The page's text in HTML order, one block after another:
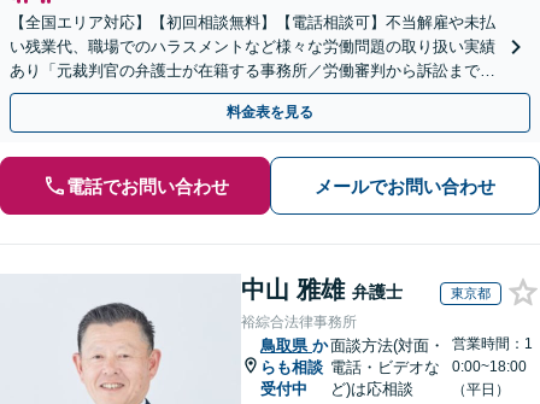
【全国エリア対応】【初回相談無料】【電話相談可】不当解雇や未払
い残業代、職場でのハラスメントなど様々な労働問題の取り扱い実績
あり「元裁判官の弁護士が在籍する事務所／労働審判から訴訟まで、
裁判官経験を活かした最適な戦略を立案」
料金表を見る
電話でお問い合わせ メールでお問い合わせ
中山 雅雄 弁護士 東京都
裕綜合法律事務所
鳥取県 か
らも相談
受付中
面談方法(対面・
電話・ビデオな
ど)は応相談
営業時間：1
0:00~18:00
（平日）